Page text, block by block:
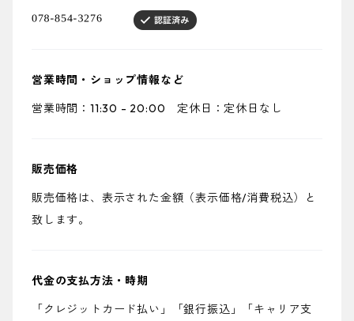
営業時間・ショップ情報など
営業時間：11:30 - 20:00 定休日：定休日なし
販売価格
販売価格は、表示された金額（表示価格/消費税込）と
致します。
代金の支払方法・時期
「クレジットカード払い」「銀行振込」「キャリア支